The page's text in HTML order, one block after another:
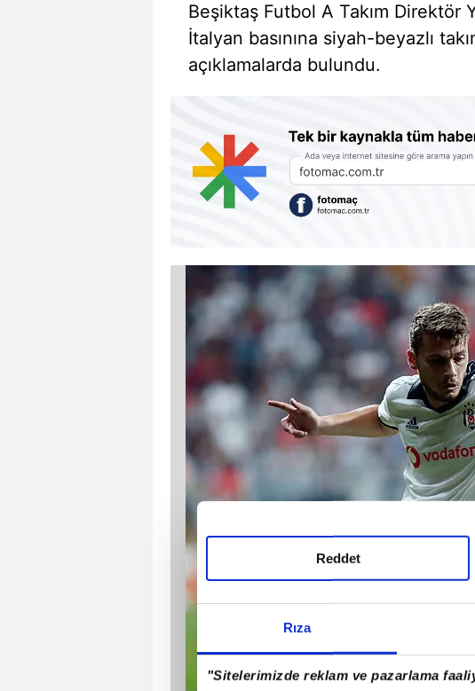
Rıza
"Sitelerimizde reklam ve pazarlama
Reddet
Beşiktaş Futbol A Takım Direktör
İtalyan basınına siyah-beyazlı
açıklamalarda bulundu.